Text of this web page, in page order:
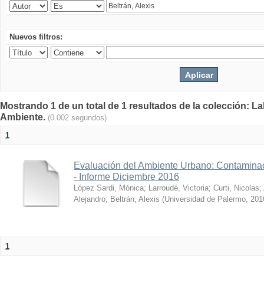
Nuevos filtros:
Mostrando 1 de un total de 1 resultados de la colección:
Ambiente. (0.002 segundos)
1
Evaluación del Ambiente Urbano:
- Informe Diciembre 2016
López Sardi, Mónica; Larroudé, Victoria; Curti, Nicolas;
Alejandro; Beltrán, Alexis (Universidad de Palermo,
1